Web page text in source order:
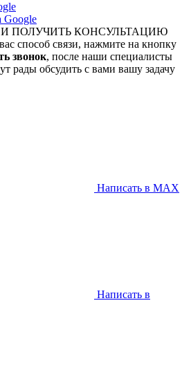
Google
ПОЛУЧИТЬ КОНСУЛЬТАЦИЮ
способ связи, нажмите на кнопку
звонок, после наши специалисты
рады обсудить с вами вашу задачу
Написать в MAX
Написать в